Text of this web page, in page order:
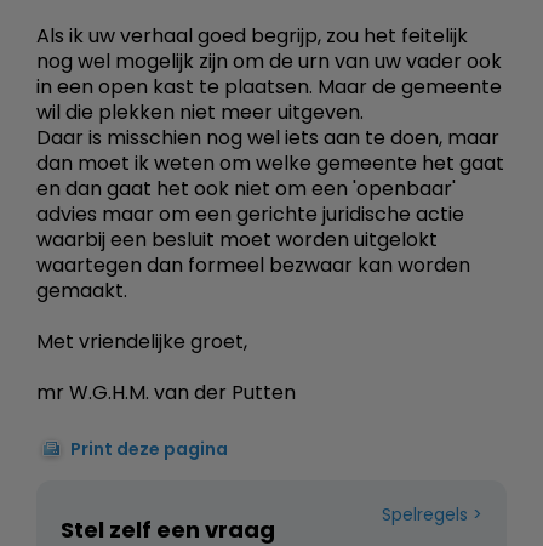
Als ik uw verhaal goed begrijp, zou het feitelijk
nog wel mogelijk zijn om de urn van uw vader ook
in een open kast te plaatsen. Maar de gemeente
wil die plekken niet meer uitgeven.
Daar is misschien nog wel iets aan te doen, maar
dan moet ik weten om welke gemeente het gaat
en dan gaat het ook niet om een 'openbaar'
advies maar om een gerichte juridische actie
waarbij een besluit moet worden uitgelokt
waartegen dan formeel bezwaar kan worden
gemaakt.
Met vriendelijke groet,
mr W.G.H.M. van der Putten
Print deze pagina
Spelregels
Stel zelf een vraag